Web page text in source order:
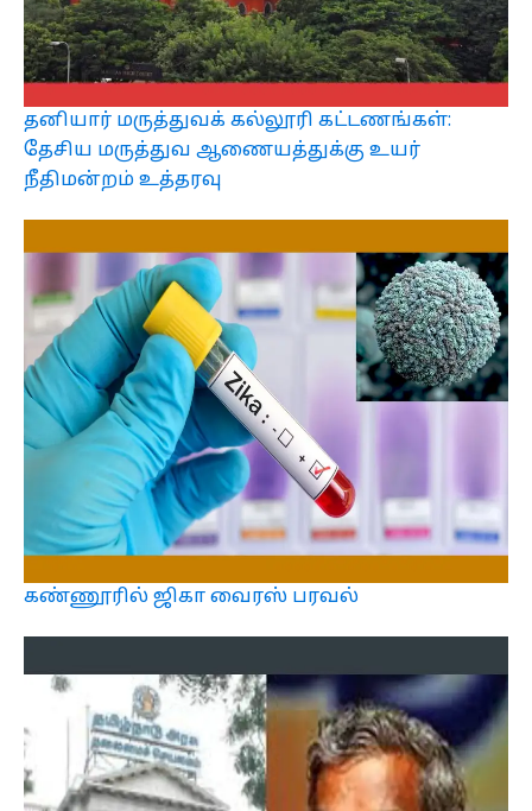
தனியார் மருத்துவக் கல்லூரி கட்டணங்கள்:
தேசிய மருத்துவ ஆணையத்துக்கு உயர்
நீதிமன்றம் உத்தரவு
கண்ணூரில் ஜிகா வைரஸ் பரவல்